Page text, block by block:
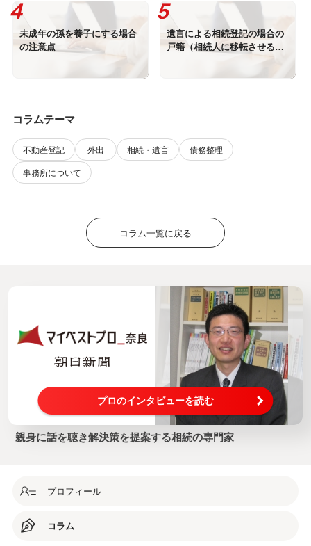
未成年の孫を養子にする場合
の注意点
遺言による相続登記の場合の
戸籍（相続人に移転させる場
コラムテーマ
不動産登記 外出 相続・遺言
債務整理
事務所について
コラム一覧に戻る
プロのインタビューを読む
親身に話を聴き解決策を提案する相続の専門家
プロフィール
コラム